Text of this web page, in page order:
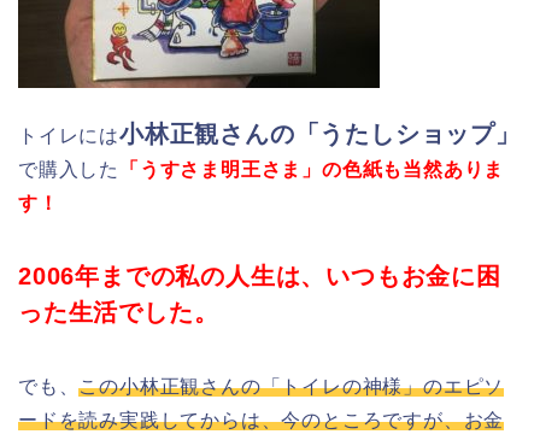
トイレには小林正観さんの「うたしショップ」
で購入した
「うすさま明王さま」の色紙も当然ありま
す！
2006年までの私の人生は、いつもお金に困
った生活でした。
でも、この小林正観さんの「トイレの神様」のエピソ
ードを読み実践してからは、今のところですが、お金